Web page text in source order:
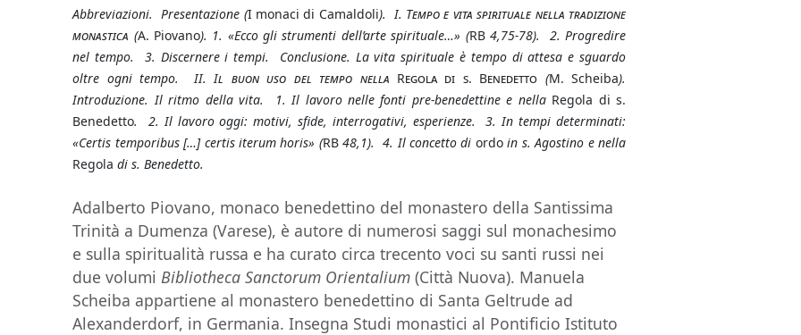
Abbreviazioni. Presentazione (I monaci di Camaldoli). I. Tempo e vita spirituale nella tradizione
monastica (A. Piovano). 1. «Ecco gli strumenti dell’arte spirituale…» (RB4,75-78). 2. Progredire
nel tempo. 3. Discernere i tempi. Conclusione. La vita spirituale è tempo di attesa e sguardo
oltre ogni tempo. II.Il buon uso del tempo nella Regola di s. Benedetto (M. Scheiba).
Introduzione. Il ritmo della vita. 1. Il lavoro nelle fonti pre-benedettine e nella Regola di s.
Benedetto. 2. Il lavoro oggi: motivi, sfide, interrogativi, esperienze. 3. In tempi determinati:
«Certis temporibus […] certis iterum horis» (RB48,1). 4. Il concetto di ordoin s. Agostino e nella
Regoladi s. Benedetto.
Adalberto Piovano, monaco benedettino del monastero della Santissima
Trinità a Dumenza (Varese), è autore di numerosi saggi sul monachesimo
e sulla spiritualità russa e ha curato circa trecento voci su santi russi nei
due volumi Bibliotheca Sanctorum Orientalium (Città Nuova). Manuela
Scheiba appartiene al monastero benedettino di Santa Geltrude ad
Alexanderdorf, in Germania. Insegna Studi monastici al Pontificio Istituto